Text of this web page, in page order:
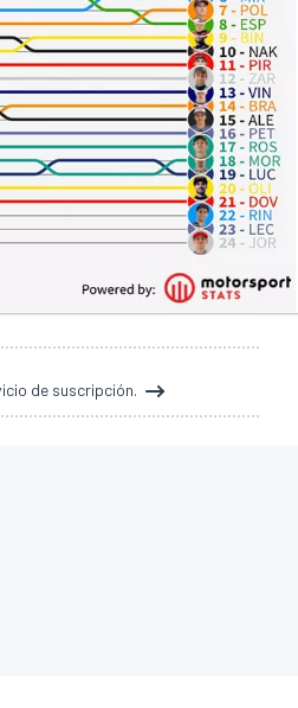
de suscripción.